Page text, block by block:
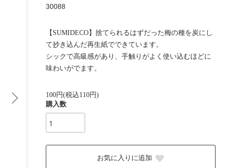
30088
【SUMIDECO】捨てられるはずだった梅の種を炭にし
て抄き込んだ再生紙でできています。
シックで高級感があり、手触りがよく使い込むほどに
味わいがでます。
100円(税込110円)
購入数
お気に入りに追加